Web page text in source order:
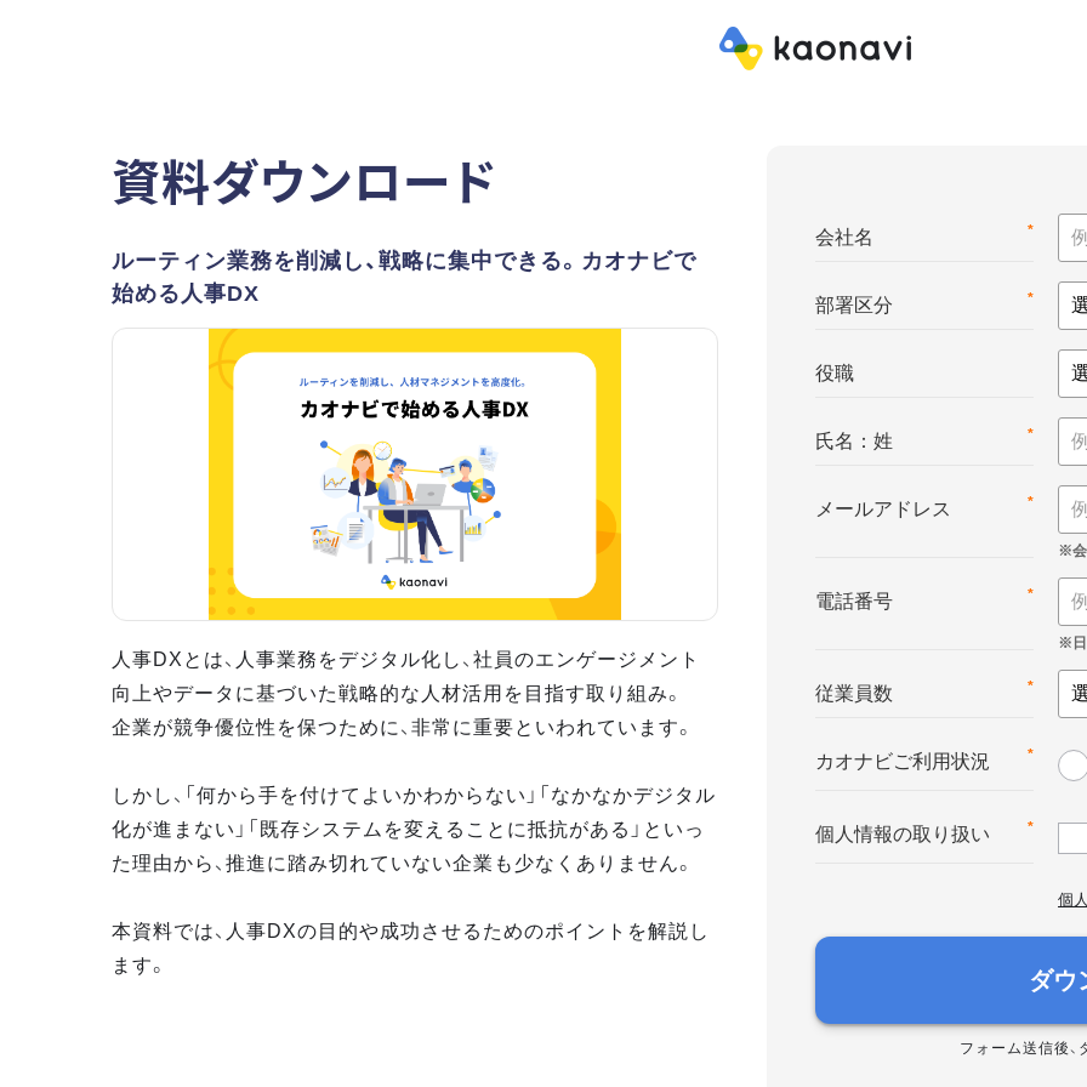
資料ダウンロード
ルーティン業務を削減し、戦略に集中できる。カオナビで
始める人事DX
人事DXとは、人事業務をデジタル化し、社員のエンゲージメント
向上やデータに基づいた戦略的な人材活用を目指す取り組み。
企業が競争優位性を保つために、非常に重要といわれています。
しかし、「何から手を付けてよいかわからない」「なかなかデジタル
化が進まない」「既存システムを変えることに抵抗がある」といっ
た理由から、推進に踏み切れていない企業も少なくありません。
本資料では、人事DXの目的や成功させるためのポイントを解説し
ます。
*
会社名
*
部署区分
役職
*
氏名：姓
*
メールアドレス
*
電話番号
*
従業員数
*
カオナビご利用状況
*
個人情報の取り扱い
個
ダウ
フォーム送信後